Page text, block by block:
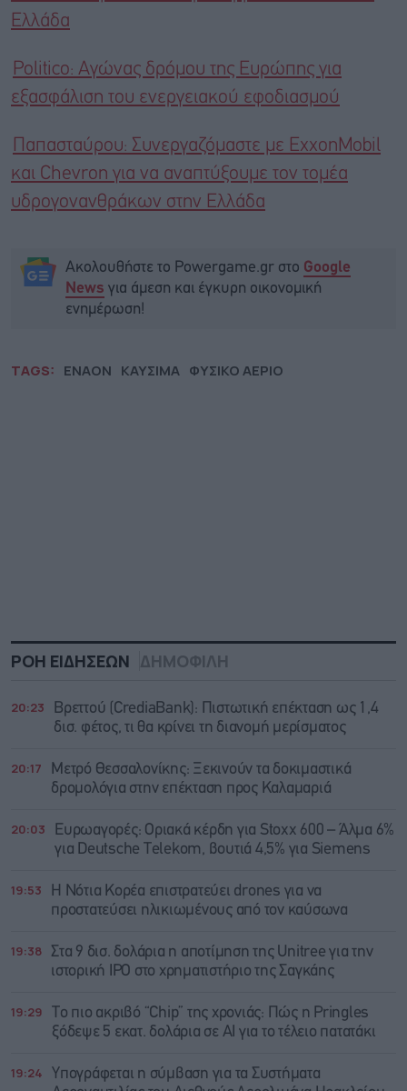
Ελλάδα
Politico: Αγώνας δρόμου της Ευρώπης για
εξασφάλιση του ενεργειακού εφοδιασμού
Παπασταύρου: Συνεργαζόμαστε με ExxonMobil
και Chevron για να αναπτύξουμε τον τομέα
υδρογονανθράκων στην Ελλάδα
Ακολουθήστε το Powergame.gr στο Google
News για άμεση και έγκυρη οικονομική
ενημέρωση!
TAGS: ENAON ΚΑΥΣΙΜΑ ΦΥΣΙΚΟ ΑΕΡΙΟ
ΡΟΗ ΕΙΔΗΣΕΩΝ ΔΗΜΟΦΙΛΗ
20:23
Βρεττού (CrediaBank): Πιστωτική επέκταση ως 1,4
δισ. φέτος, τι θα κρίνει τη διανομή μερίσματος
20:17
Μετρό Θεσσαλονίκης: Ξεκινούν τα δοκιμαστικά
δρομολόγια στην επέκταση προς Καλαμαριά
20:03
Ευρωαγορές: Οριακά κέρδη για Stoxx 600 – Άλμα 6%
για Deutsche Telekom, βουτιά 4,5% για Siemens
19:53
Η Νότια Κορέα επιστρατεύει drones για να
προστατεύσει ηλικιωμένους από τον καύσωνα
19:38
Στα 9 δισ. δολάρια η αποτίμηση της Unitree για την
ιστορική IPO στο χρηματιστήριο της Σαγκάης
19:29
Το πιο ακριβό “Chip” της χρονιάς: Πώς η Pringles
ξόδεψε 5 εκατ. δολάρια σε AI για το τέλειο πατατάκι
19:24
Υπογράφεται η σύμβαση για τα Συστήματα